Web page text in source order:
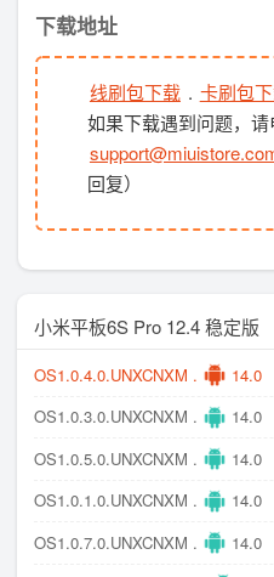
下载地址
线刷包下载 . 卡刷包
如果下载遇到问题，请
回复）
小米平板6S Pro 12.4 稳定版
OS1.0.4.0.UNXCNXM .
14.0
OS1.0.3.0.UNXCNXM .
14.0
OS1.0.5.0.UNXCNXM .
14.0
OS1.0.1.0.UNXCNXM .
14.0
OS1.0.7.0.UNXCNXM .
14.0